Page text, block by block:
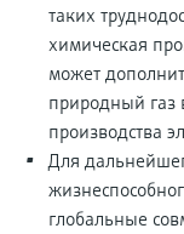
таких
химическая
может
природный газ
производства
Для
глобальные